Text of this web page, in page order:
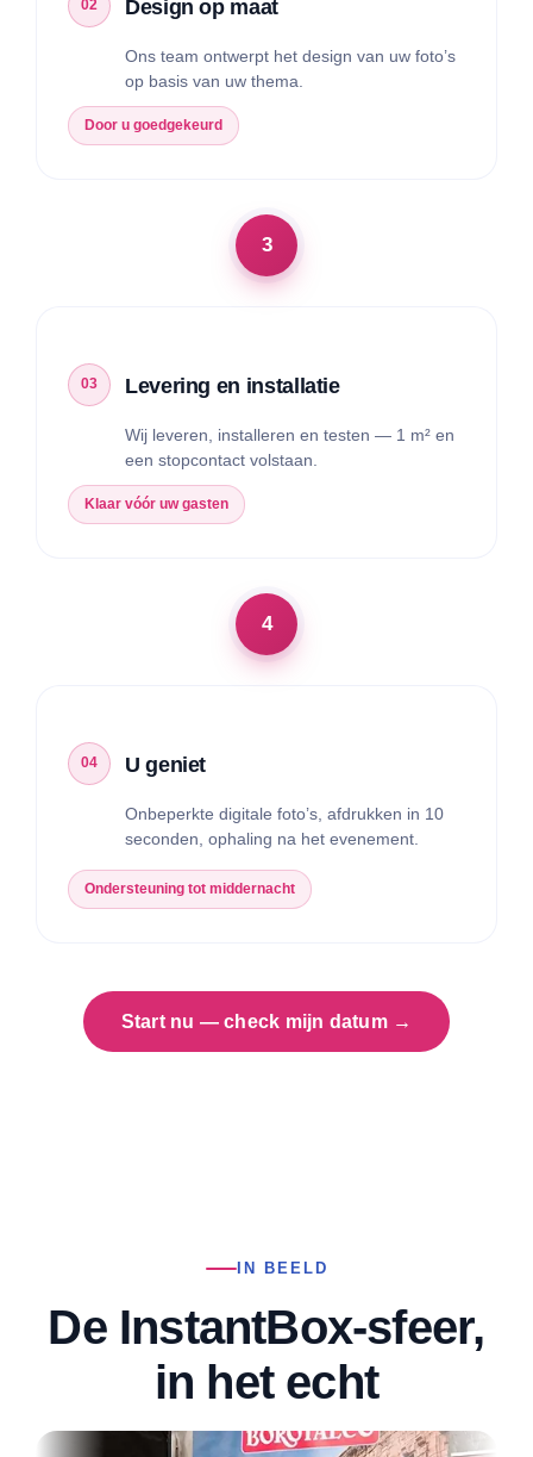
Design op maat
Ons team ontwerpt het design van uw foto’s
op basis van uw thema.
Door u goedgekeurd
Levering en installatie
Wij leveren, installeren en testen — 1 m² en
een stopcontact volstaan.
Klaar vóór uw gasten
U geniet
Onbeperkte digitale foto’s, afdrukken in 10
seconden, ophaling na het evenement.
Ondersteuning tot middernacht
Start nu — check mijn datum →
IN BEELD
De InstantBox-sfeer,
in het echt